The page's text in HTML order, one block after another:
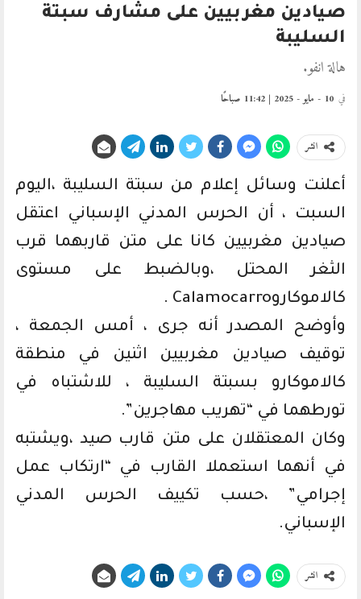
صيادين مغربيين على مشارف سبتة
السليبة
هالة انفو.
في 10 - مايو - 2025 | 11:42 صباحًا
انشر
أعلنت وسائل إعلام من سبتة السليبة ،اليوم
السبت ، أن الحرس المدني الإسباني اعتقل
صيادين مغربيين كانا على متن قاربهما قرب
الثغر المحتل ،وبالضبط على مستوى
كالاموكاروCalamocarro .
وأوضح المصدر أنه جرى ، أمس الجمعة ،
توقيف صيادين مغربيين اثنين في منطقة
كالاموكارو بسبتة السليبة ، للاشتباه في
تورطهما في “تهريب مهاجرين”.
وكان المعتقلان على متن قارب صيد ،ويشتبه
في أنهما استعملا القارب في “ارتكاب عمل
إجرامي” ،حسب تكييف الحرس المدني
الإسباني.
انشر